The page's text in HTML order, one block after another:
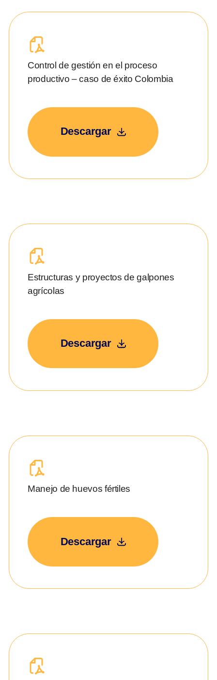
Control de gestión en el proceso
productivo – caso de éxito Colombia
Descargar
Estructuras y proyectos de galpones
agrícolas
Descargar
Manejo de huevos fértiles
Descargar